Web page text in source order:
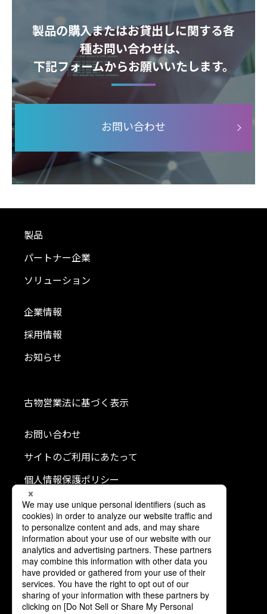
製品の購入またはお貸出しに関する各
種お問い合わせは、
下記フォームからお願いいたします。
お問い合わせ
製品
パートナー企業
ソリューション
企業情報
採用情報
お知らせ
古物営業法に基づく表示
お問い合わせ
サイトのご利用にあたって
個人情報保護ポリシー
クッキーポリシー
利用者情報の外部送信について
ソーシャルメディアポリシー
コミュニティガイドライン
公式SNS